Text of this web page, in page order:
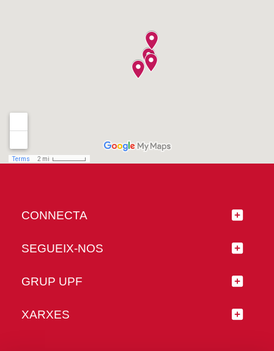
CONNECTA
SEGUEIX-NOS
GRUP UPF
XARXES